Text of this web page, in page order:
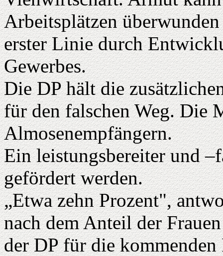
Arbeitsplätzen
erster Linie durch
Gewerbes.
Die DP hält die
für den falschen Weg. Die
Almosenempfängern.
Ein leistungsbereiter und
gefördert werden.
„Etwa zehn Prozent",
nach dem Anteil der
der DP für die kommenden